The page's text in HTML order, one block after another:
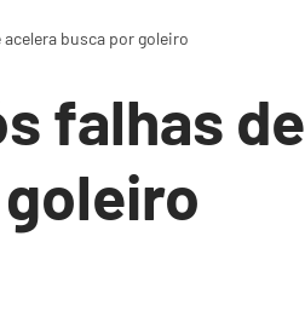
busca por goleiro
falhas de